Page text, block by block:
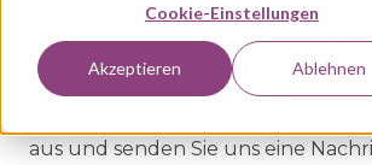
Cookie-Einstellungen
Akzeptieren Ablehnen
persönliche Beratung zum Thema
Fahrzeugortung oder
Um Ihnen einen Vertriebspartner
aus und senden Sie uns eine